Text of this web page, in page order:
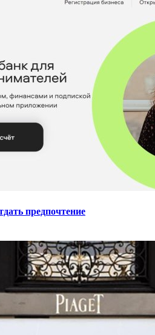
предпочтение